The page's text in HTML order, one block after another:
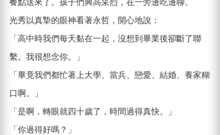
餐點送來了。孩子們興高采烈，在一旁邊吃邊聊。
光秀以真摯的眼神看著永哲，開心地說：
「高中時我們每天黏在一起，沒想到畢業後卻斷了聯
繫。我很想念你。」
「畢竟我們都忙著上大學、當兵、戀愛、結婚、養家糊
口啊。」
「是啊，轉眼就四十歲了，時間過得真快。」
「你過得好嗎？」